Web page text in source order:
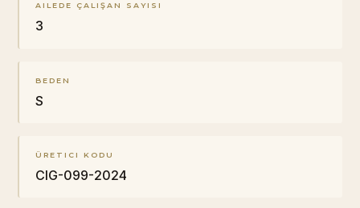
AILEDE ÇALIŞAN SAYISI
3
BEDEN
S
ÜRETICI KODU
CIG-099-2024